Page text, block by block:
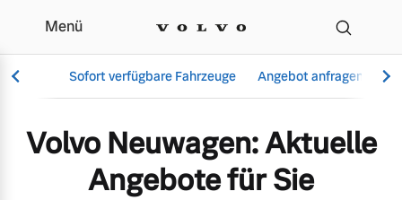
Aktuelle Angebote &
Menü
Sofort verfügbare Fahrzeuge Angebot anfragen
Vollelektrisch
Volvo Neuwagen: Aktuelle
Angebote für Sie